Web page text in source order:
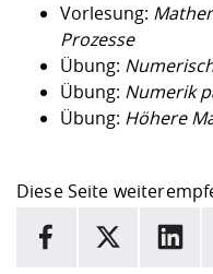
Vorlesung:
Prozesse
Übung:
Übung: Numerik
Übung: Höhere
Diese Seite
INFORMATION
Facebook
X